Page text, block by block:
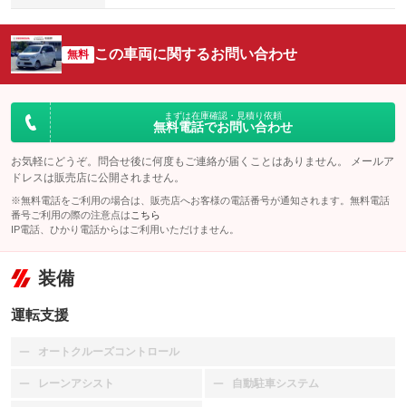
無料 この車両に関するお問い合わせ
まずは在庫確認・見積り依頼
無料電話でお問い合わせ
お気軽にどうぞ。問合せ後に何度もご連絡が届くことはありません。 メールア
ドレスは販売店に公開されません。
※無料電話をご利用の場合は、販売店へお客様の電話番号が通知されます。無料電話
番号ご利用の際の注意点は こちら
IP電話、ひかり電話からはご利用いただけません。
装備
運転支援
オートクルーズコントロール
：装備なし
レーンアシスト
：装備なし 自動駐車システム
：装備なし